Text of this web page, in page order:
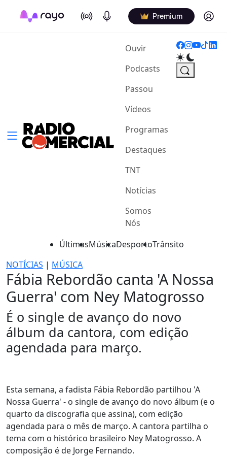
On Air Podcasts Premium Log in
Ouvir(current)
Podcasts
Passou
Vídeos
Programas
Destaques
TNT
Notícias
Somos
Nós
ÚltimasMúsicaDesportoTrânsito
NOTÍCIAS | MÚSICA
Fábia Rebordão canta 'A Nossa
Guerra' com Ney Matogrosso
É o single de avanço do novo
álbum da cantora, com edição
agendada para março.
Esta semana, a fadista Fábia Rebordão partilhou 'A
Nossa Guerra' - o single de avanço do novo álbum (e o
quarto da discografia que assina), com edição
agendada para o mês de março. A cantora partilha o
tema com o histórico brasileiro Ney Matogrosso. A
composição é de Jorge Fernando.